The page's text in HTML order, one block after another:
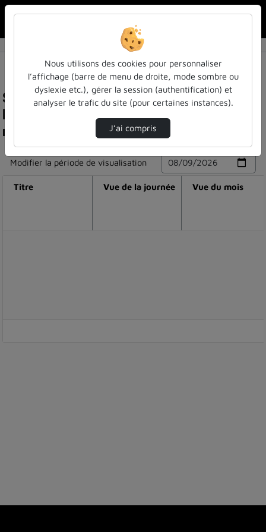
Statistiques de visualisation de la vidéo
Hypothèses statistiques - le risque alpha et le
risque bêta
Modifier la période de visualisation
Titre Vue de la journée Vue du mois
Nous utilisons des cookies pour personnaliser
l’affichage (barre de menu de droite, mode sombre ou
dyslexie etc.), gérer la session (authentification) et
analyser le trafic du site (pour certaines instances).
J’ai compris